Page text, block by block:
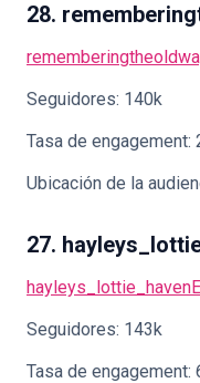
28.
Seguidores: 140k
Tasa de engagement:
Ubicación de la
27.
hayleys_lottie_haven
Seguidores: 143k
Tasa de engagement: